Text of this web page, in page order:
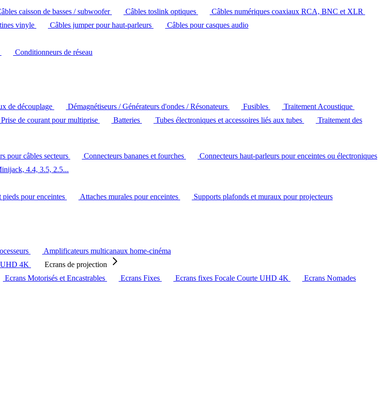
caisson de basses / subwoofer Câbles toslink optiques
Câbles numériques coaxiaux RCA, BNC et XLR
vinyle Câbles jumper pour haut-parleurs
Câbles pour casques audio
Conditionneurs de réseau
de découplage Démagnétiseurs / Générateurs d'ondes / Résonateurs Fusibles
Traitement Acoustique
Prise de courant pour multiprise Batteries Tubes électroniques et accessoires liés aux tubes
Traitement des
pour câbles secteurs Connecteurs bananes et fourches
Connecteurs haut-parleurs pour enceintes ou électroniques
4.4, 3.5, 2.5...
pieds pour enceintes Attaches murales pour enceintes
Supports plafonds et muraux pour projecteurs
Amplificateurs multicanaux home-cinéma
4K
Ecrans de projection
Ecrans Motorisés et Encastrables Ecrans Fixes Ecrans fixes Focale Courte UHD 4K
Ecrans Nomades